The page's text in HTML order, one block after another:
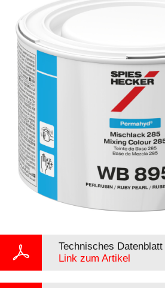
Technisches Datenblatt
Link zum Artikel